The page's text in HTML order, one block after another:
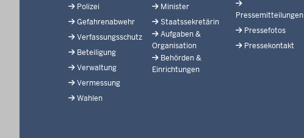
Polizei
Gefahrenabwehr
Verfassungsschutz
Beteiligung
Verwaltung
Vermessung
Wahlen
Minister
Staatssekretärin
Aufgaben &
Organisation
Behörden &
Einrichtungen
Pressemitteilungen
Pressefotos
Pressekontakt